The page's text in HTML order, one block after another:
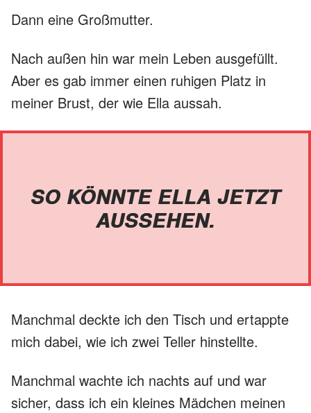
Dann eine Großmutter.
Nach außen hin war mein Leben ausgefüllt.
Aber es gab immer einen ruhigen Platz in
meiner Brust, der wie Ella aussah.
SO KÖNNTE ELLA JETZT
AUSSEHEN.
Manchmal deckte ich den Tisch und ertappte
mich dabei, wie ich zwei Teller hinstellte.
Manchmal wachte ich nachts auf und war
sicher, dass ich ein kleines Mädchen meinen